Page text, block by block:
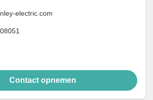
electric.com
Contact opnemen